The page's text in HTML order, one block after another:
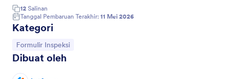
12 Salinan
Tanggal Pembaruan Terakhir: 11 Mei 2026
Kategori
Buka Kategori:
Formulir Inspeksi
Dibuat oleh